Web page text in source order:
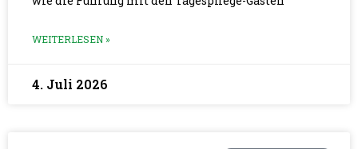
WEITERLESEN »
4. Juli 2026